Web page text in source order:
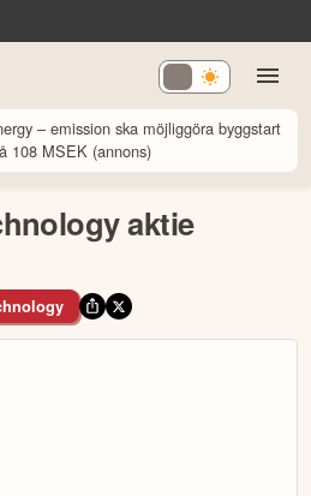
– emission ska möjliggöra byggstart
108 MSEK (annons)
aktie